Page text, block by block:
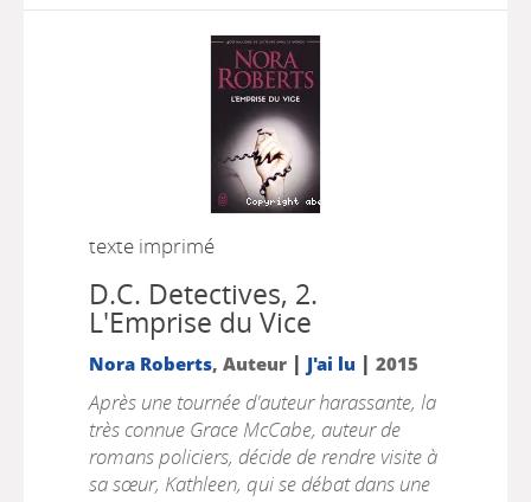
texte imprimé
D.C. Detectives, 2.
L'Emprise du Vice
Nora Roberts, Auteur | J'ai lu | 2015
Après une tournée d'auteur harassante, la
très connue Grace McCabe, auteur de
romans policiers, décide de rendre visite à
sa sœur, Kathleen, qui se débat dans une